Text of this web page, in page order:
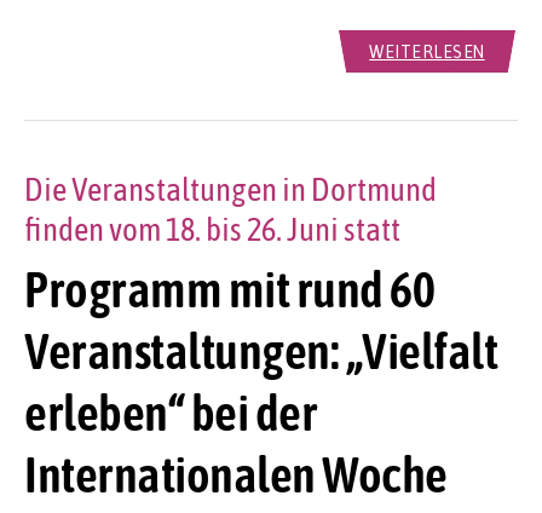
WEITERLESEN
Programm mit rund 60
Veranstaltungen: „Vielfalt
erleben“ bei der
Internationalen Woche
Die Veranstaltungen in Dortmund
finden vom 18. bis 26. Juni statt